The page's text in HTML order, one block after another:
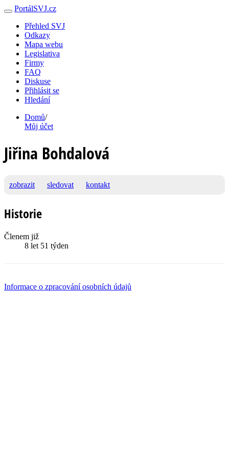
PortálSVJ.cz
Přehled SVJ
Odkazy
Mapa webu
Legislativa
Firmy
FAQ
Diskuse
Přihlásit se
Hledání
Domů/
Můj účet
Jiřina Bohdalová
zobrazit sledovat kontakt
Historie
Členem již
8 let 51 týden
Informace o zpracování osobních údajů